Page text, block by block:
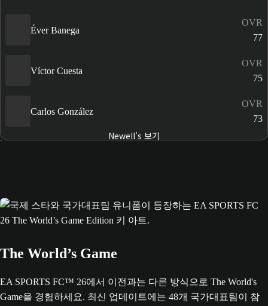
Éver Banega
OVR
77
Víctor Cuesta
OVR
75
Carlos González
OVR
73
Newell's 보기
The World’s Game
EA SPORTS FC™ 26에서 이전과는 다른 방식으로 The World's
Game을 경험하세요. 최신 업데이트에는 48개 국가대표팀이 참